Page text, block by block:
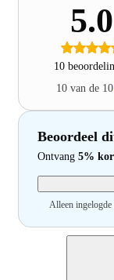
5.0
10
10 van de 10
Beoordeel
Ontvang 5%
Alleen